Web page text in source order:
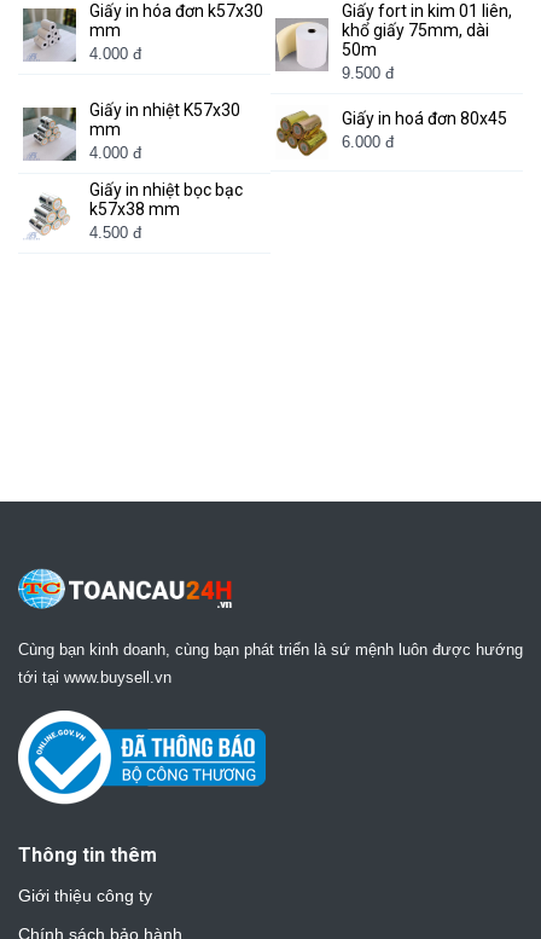
Giấy in hóa đơn k57x30
mm
4.000 đ
Giấy fort in kim 01 liên,
khổ giấy 75mm, dài
50m
9.500 đ
Giấy in nhiệt K57x30
mm
4.000 đ
Giấy in hoá đơn 80x45
6.000 đ
Giấy in nhiệt bọc bạc
k57x38 mm
4.500 đ
Cùng bạn kinh doanh, cùng bạn phát triển là sứ mệnh luôn được hướng
tới tại www.buysell.vn
Thông tin thêm
Giới thiệu công ty
Chính sách bảo hành